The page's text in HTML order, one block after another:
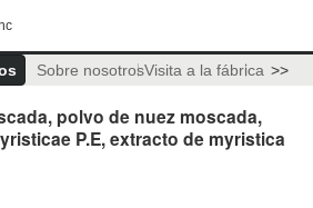
Sobre nosotrosVisita a la fábrica >>
polvo de nuez moscada,
P.E, extracto de myristica